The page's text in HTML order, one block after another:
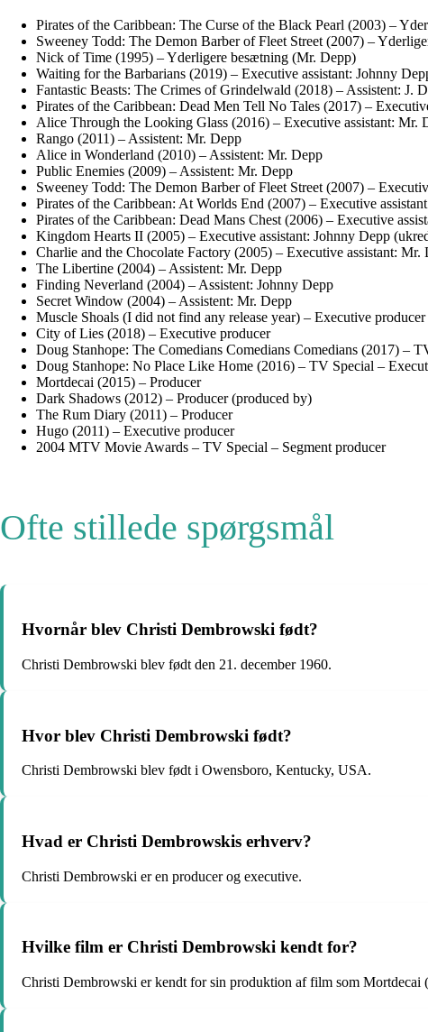
Pirates of the Caribbean: The Curse of the Black Pearl (2003) –
Sweeney Todd: The Demon Barber of Fleet Street (2007) –
Nick of Time (1995) – Yderligere besætning (Mr. Depp)
Waiting for the Barbarians (2019) – Executive assistant: Johnny
Fantastic Beasts: The Crimes of Grindelwald (2018) – Assistent: J.
Pirates of the Caribbean: Dead Men Tell No Tales (2017) –
Alice Through the Looking Glass (2016) – Executive assistant: Mr.
Rango (2011) – Assistent: Mr. Depp
Alice in Wonderland (2010) – Assistent: Mr. Depp
Public Enemies (2009) – Assistent: Mr. Depp
Sweeney Todd: The Demon Barber of Fleet Street (2007) –
Pirates of the Caribbean: At Worlds End (2007) – Executive
Pirates of the Caribbean: Dead Mans Chest (2006) – Executive
Kingdom Hearts II (2005) – Executive assistant: Johnny Depp
Charlie and the Chocolate Factory (2005) – Executive assistant: Mr.
The Libertine (2004) – Assistent: Mr. Depp
Finding Neverland (2004) – Assistent: Johnny Depp
Secret Window (2004) – Assistent: Mr. Depp
Muscle Shoals (I did not find any release year) – Executive producer
City of Lies (2018) – Executive producer
Doug Stanhope: The Comedians Comedians Comedians (2017) –
Doug Stanhope: No Place Like Home (2016) – TV Special –
Mortdecai (2015) – Producer
Dark Shadows (2012) – Producer (produced by)
The Rum Diary (2011) – Producer
Hugo (2011) – Executive producer
2004 MTV Movie Awards – TV Special – Segment producer
Ofte stillede spørgsmål
Hvornår blev Christi Dembrowski født?
Christi Dembrowski blev født den 21. december 1960.
Hvor blev Christi Dembrowski født?
Christi Dembrowski blev født i Owensboro, Kentucky, USA.
Hvad er Christi Dembrowskis erhverv?
Christi Dembrowski er en producer og executive.
Hvilke film er Christi Dembrowski kendt for?
Christi Dembrowski er kendt for sin produktion af film som Mortdecai